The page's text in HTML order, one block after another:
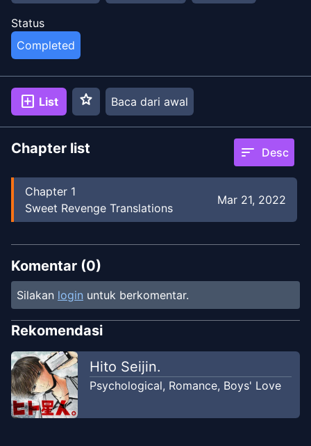
Status
Completed
add_box List star Baca dari awal
Chapter list sort Desc
Chapter 1
Sweet Revenge Translations
Mar 21, 2022
Komentar (0)
Silakan login untuk berkomentar.
Rekomendasi
Hito Seijin.
Psychological, Romance, Boys' Love